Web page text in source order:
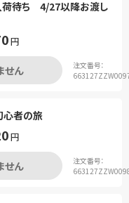
荷待ち 4/27以降お渡し
円
せん
注文番号：
心者の旅
円
せん
注文番号：